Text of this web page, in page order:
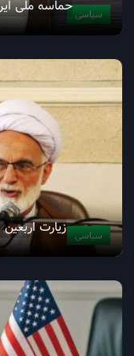
سیاسیحماسه ملی
سیاسی زيارت